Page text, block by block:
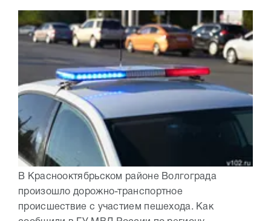
В Краснооктябрьском районе Волгограда
произошло дорожно-транспортное
происшествие с участием пешехода. Как